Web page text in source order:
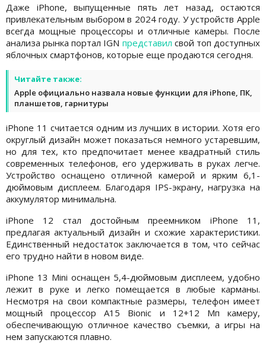
Даже iPhone, выпущенные пять лет назад, остаются
привлекательным выбором в 2024 году. У устройств Apple
всегда мощные процессоры и отличные камеры. После
анализа рынка портал IGN представил свой топ доступных
яблочных смартфонов, которые еще продаются сегодня.
Читайте также:
Apple официально назвала новые функции для iPhone, ПК,
планшетов, гарнитуры
iPhone 11 считается одним из лучших в истории. Хотя его
округлый дизайн может показаться немного устаревшим,
но для тех, кто предпочитает менее квадратный стиль
современных телефонов, его удерживать в руках легче.
Устройство оснащено отличной камерой и ярким 6,1-
дюймовым дисплеем. Благодаря IPS-экрану, нагрузка на
аккумулятор минимальна.
iPhone 12 стал достойным преемником iPhone 11,
предлагая актуальный дизайн и схожие характеристики.
Единственный недостаток заключается в том, что сейчас
его трудно найти в новом виде.
iPhone 13 Mini оснащен 5,4-дюймовым дисплеем, удобно
лежит в руке и легко помещается в любые карманы.
Несмотря на свои компактные размеры, телефон имеет
мощный процессор A15 Bionic и 12+12 Мп камеру,
обеспечивающую отличное качество съемки, а игры на
нем запускаются плавно.